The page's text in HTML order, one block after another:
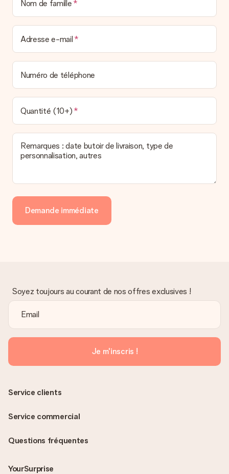
Nom de famille
Adresse e-mail
Numéro de téléphone
Quantité (10+)
Remarques : date butoir de livraison, type de
personnalisation, autres
Demande immédiate
Soyez toujours au courant de nos offres exclusives !
Je m'inscris !
Questions fréquentes
YourSurprise
Service clients
Service commercial